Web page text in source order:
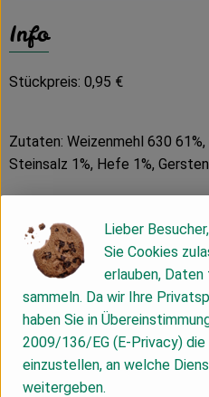
Info
Stückpreis: 0,95 €
Zutaten: Weizenmehl 630 61%,
Steinsalz 1%, Hefe 1%,
Sie erhalten ein 5er-Pack mit
3 Korn (Leinsamen,
Mohn
Sesam
Buchweizen
Sonnenblumenkerne
alle Zutaten aus ökologischem
Bestellschluss Brot und
Lieber
Sie Cookies
erlauben,
sammeln. Da wir Ihre
haben Sie in
2009/136/EG (E-Privacy)
einzustellen, an welche
weitergeben.